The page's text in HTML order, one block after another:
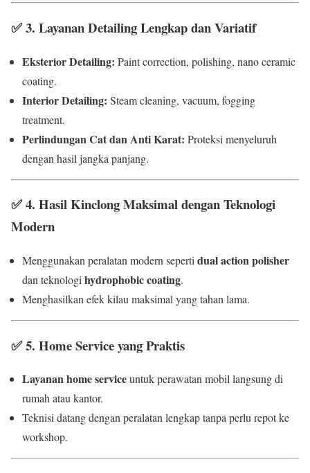
✅3. Layanan Detailing Lengkap dan Variatif
Eksterior Detailing: Paint correction, polishing, nano ceramic
coating.
Interior Detailing: Steam cleaning, vacuum, fogging
treatment.
Perlindungan Cat dan Anti Karat: Proteksi menyeluruh
dengan hasil jangka panjang.
✅4. Hasil Kinclong Maksimal dengan Teknologi
Modern
Menggunakan peralatan modern seperti dual action polisher
dan teknologi hydrophobic coating.
Menghasilkan efek kilau maksimal yang tahan lama.
✅5. Home Service yang Praktis
Layanan home serviceuntuk perawatan mobil langsung di
rumah atau kantor.
Teknisi datang dengan peralatan lengkap tanpa perlu repot ke
workshop.